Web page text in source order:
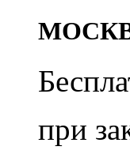
при